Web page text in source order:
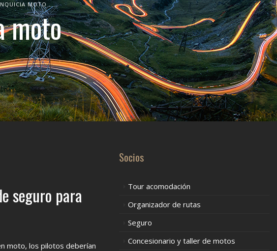
MOTO
moto
seguro para
moto, los pilotos deberían
Socios
Tour acomodación
Organizador de rutas
Seguro
Concesionario y taller de motos